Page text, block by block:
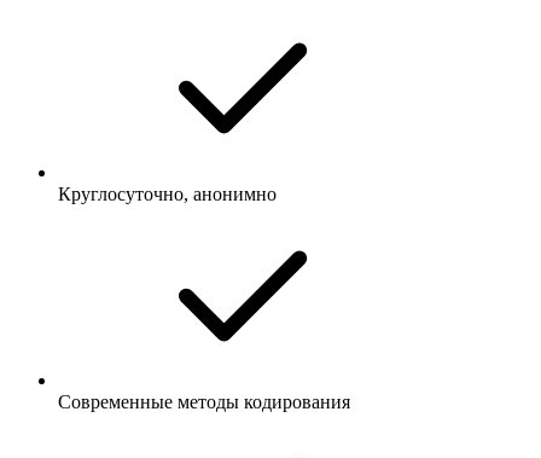
Круглосуточно, анонимно
Современные методы кодирования